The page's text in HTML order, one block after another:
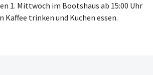
1. Mittwoch im Bootshaus ab 15:00 Uhr
Kaffee trinken und Kuchen essen.